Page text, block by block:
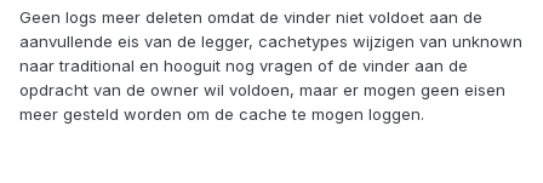
Geen logs meer deleten omdat de vinder niet voldoet aan de
aanvullende eis van de legger, cachetypes wijzigen van unknown
naar traditional en hooguit nog vragen of de vinder aan de
opdracht van de owner wil voldoen, maar er mogen geen eisen
meer gesteld worden om de cache te mogen loggen.